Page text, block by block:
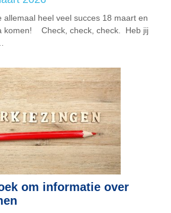
allemaal heel veel succes 18 maart en
komen! Check, check, check. Heb jij
om informatie over